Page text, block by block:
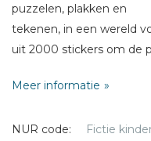
puzzelen, plakken en
tekenen, in een wereld
uit 2000 stickers om de
Meer informatie
NUR code:
Fictie
* = verplicht